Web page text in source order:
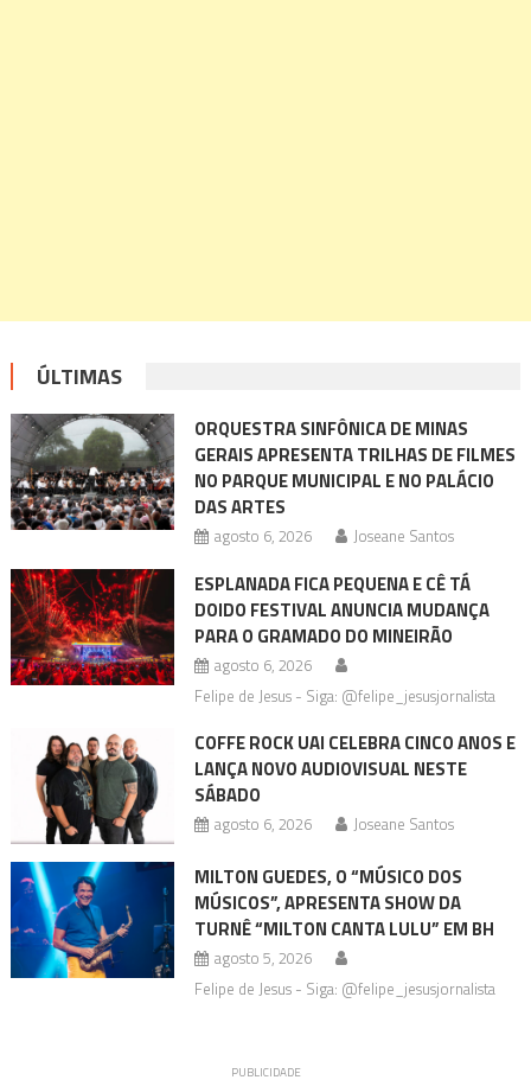
ÚLTIMAS
ORQUESTRA SINFÔNICA DE MINAS
GERAIS APRESENTA TRILHAS DE FILMES
NO PARQUE MUNICIPAL E NO PALÁCIO
DAS ARTES
agosto 6, 2026 Joseane Santos
ESPLANADA FICA PEQUENA E CÊ TÁ
DOIDO FESTIVAL ANUNCIA MUDANÇA
PARA O GRAMADO DO MINEIRÃO
agosto 6, 2026
Felipe de Jesus - Siga: @felipe_jesusjornalista
COFFE ROCK UAI CELEBRA CINCO ANOS E
LANÇA NOVO AUDIOVISUAL NESTE
SÁBADO
agosto 6, 2026 Joseane Santos
MILTON GUEDES, O “MÚSICO DOS
MÚSICOS”, APRESENTA SHOW DA
TURNÊ “MILTON CANTA LULU” EM BH
agosto 5, 2026
Felipe de Jesus - Siga: @felipe_jesusjornalista